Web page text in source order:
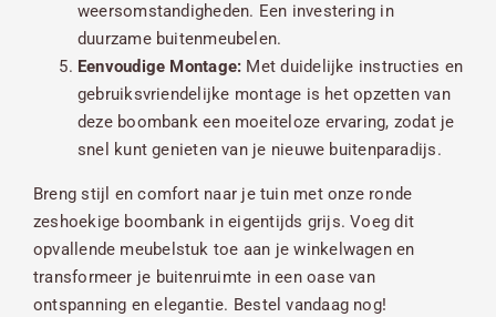
weersomstandigheden. Een investering in
duurzame buitenmeubelen.
Eenvoudige Montage: Met duidelijke instructies en
gebruiksvriendelijke montage is het opzetten van
deze boombank een moeiteloze ervaring, zodat je
snel kunt genieten van je nieuwe buitenparadijs.
Breng stijl en comfort naar je tuin met onze ronde
zeshoekige boombank in eigentijds grijs. Voeg dit
opvallende meubelstuk toe aan je winkelwagen en
transformeer je buitenruimte in een oase van
ontspanning en elegantie. Bestel vandaag nog!